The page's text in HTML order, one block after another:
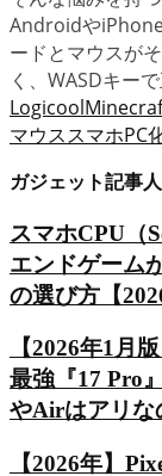
Androidや
ードとマウスが
く、WASDキー
Logicool
マウススマホPC
ガジェット記事
スマホCPU（
エンドゲーム
の選び方【
【2026年1月
最強『17 Pro
やAirはアリな
【2026年】